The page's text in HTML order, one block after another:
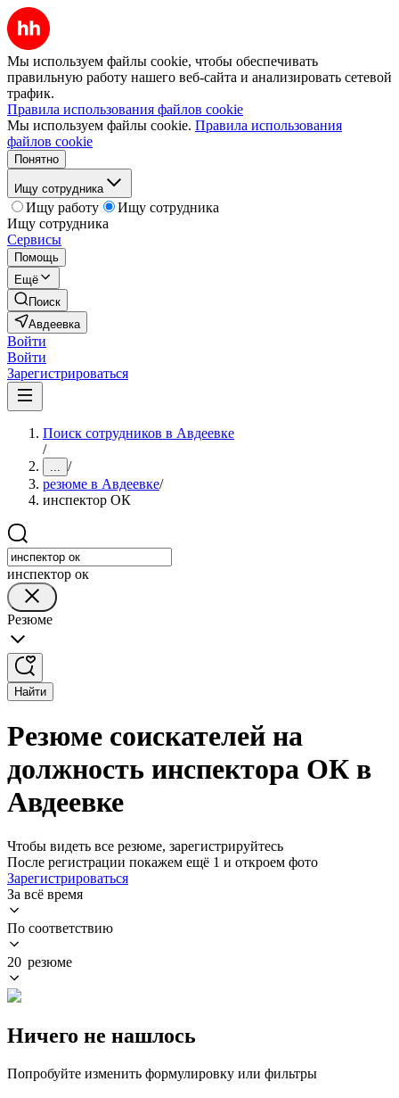
Мы используем файлы cookie, чтобы обеспечивать
правильную работу нашего веб-сайта и анализировать сетевой
трафик.
Правила использования файлов cookie
Мы используем файлы cookie. Правила использования
файлов cookie
Понятно
Ищу сотрудника
Ищу работу
Ищу сотрудника
Ищу сотрудника
Сервисы
Помощь
Ещё
Поиск
Авдеевка
Войти
Войти
Зарегистрироваться
Поиск сотрудников в Авдеевке
/
... /
резюме в Авдеевке/
инспектор ОК
инспектор ок
Резюме
Найти
Резюме соискателей на
должность инспектора ОК в
Авдеевке
Чтобы видеть все резюме, зарегистрируйтесь
После регистрации покажем ещё 1 и откроем фото
Зарегистрироваться
За всё время
По соответствию
20 резюме
Ничего не нашлось
Попробуйте изменить формулировку или фильтры